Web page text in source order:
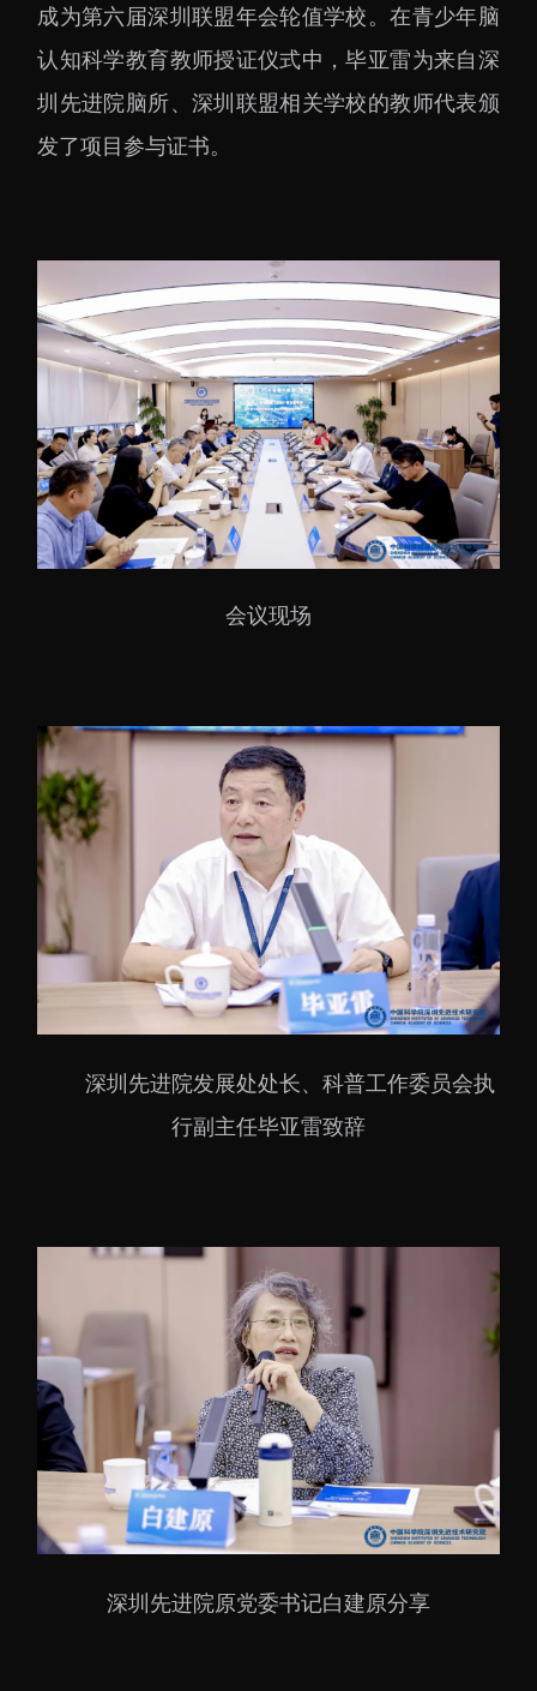
创新研究院
深圳脑解析与脑模拟重
成为第六届深圳联盟年会轮值学校。在青少年脑
认知科学教育教师授证仪式中，毕亚雷为来自深
圳先进院脑所、深圳联盟相关学校的教师代表颁
发了项目参与证书。
会议现场
深圳先进院发展处处长、科普工作委员会执
行副主任毕亚雷致辞
深圳先进院原党委书记白建原分享